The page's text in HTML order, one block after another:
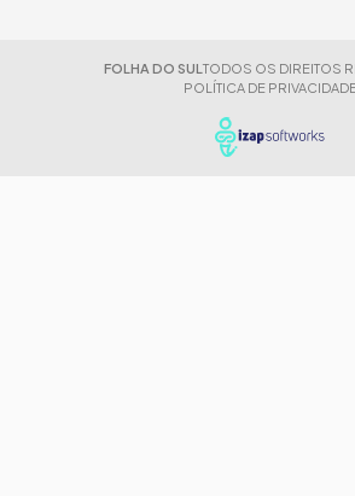
FOLHA DO SUL TODOS OS DIREITOS
POLÍTICA DE